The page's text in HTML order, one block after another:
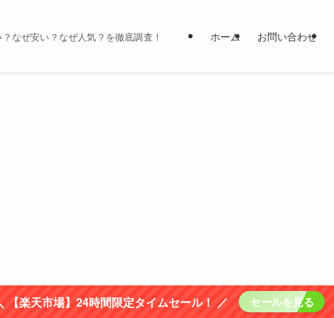
なぜ安い？なぜ人気？を徹底調査！ ホーム お問い合わせ
【楽天市場】24時間限定タイムセール！ ／ セールを見る